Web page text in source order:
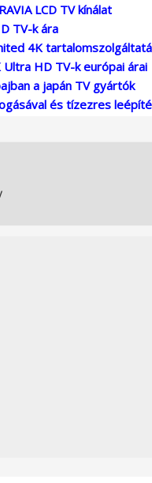
LCD TV kínálat
TV-k ára
4K
Ultra HD TV-k európai árai
a japán TV gyártók
és tízezres